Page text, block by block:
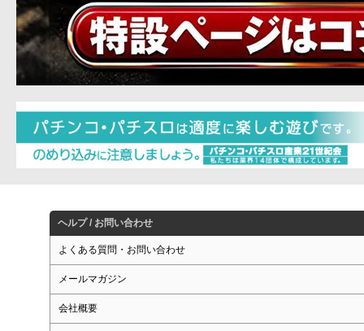
ヘルプ / お問い合わせ
よくある質問・お問い合わせ
メールマガジン
会社概要